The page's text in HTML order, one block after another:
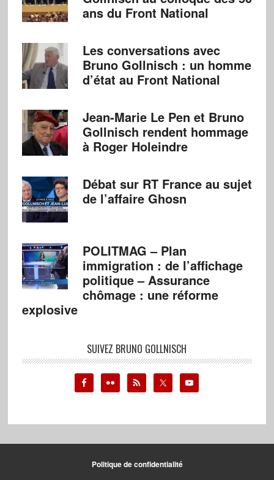
ans du Front National
Les conversations avec
Bruno Gollnisch : un homme
d’état au Front National
Jean-Marie Le Pen et Bruno
Gollnisch rendent hommage
à Roger Holeindre
Débat sur RT France au sujet
de l’affaire Ghosn
POLITMAG – Plan
immigration : de l’affichage
politique – Assurance
chômage : une réforme
explosive
SUIVEZ BRUNO GOLLNISCH
Politique de confidentialité